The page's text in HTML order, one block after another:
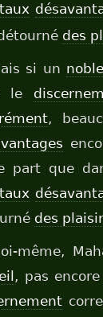
des
si un
le
,
part que
des
même,
, pas encore